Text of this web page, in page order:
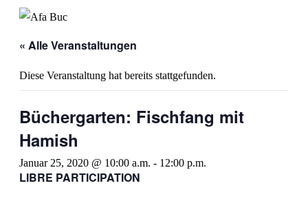
« Alle Veranstaltungen
Diese Veranstaltung hat bereits stattgefunden.
Büchergarten: Fischfang mit
Hamish
Januar 25, 2020 @ 10:00 a.m. - 12:00 p.m.
LIBRE PARTICIPATION